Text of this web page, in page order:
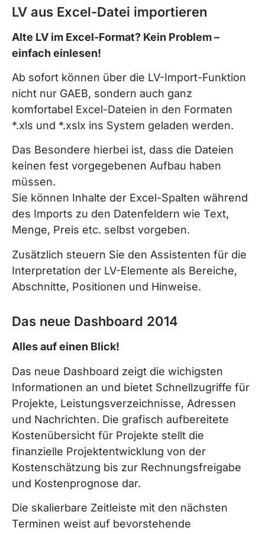
LV aus Excel-Datei importieren
Alte LV im Excel-Format? Kein Problem –
einfach einlesen!
Ab sofort können über die LV-Import-Funktion
nicht nur GAEB, sondern auch ganz
komfortabel Excel-Dateien in den Formaten
*.xls und *.xslx ins System geladen werden.
Das Besondere hierbei ist, dass die Dateien
keinen fest vorgegebenen Aufbau haben
müssen.
Sie können Inhalte der Excel-Spalten während
des Imports zu den Datenfeldern wie Text,
Menge, Preis etc. selbst vorgeben.
Zusätzlich steuern Sie den Assistenten für die
Interpretation der LV-Elemente als Bereiche,
Abschnitte, Positionen und Hinweise.
Das neue Dashboard 2014
Alles auf einen Blick!
Das neue Dashboard zeigt die wichigsten
Informationen an und bietet Schnellzugriffe für
Projekte, Leistungsverzeichnisse, Adressen
und Nachrichten. Die grafisch aufbereitete
Kostenübersicht für Projekte stellt die
finanzielle Projektentwicklung von der
Kostenschätzung bis zur Rechnungsfreigabe
und Kostenprognose dar.
Die skalierbare Zeitleiste mit den nächsten
Terminen weist auf bevorstehende